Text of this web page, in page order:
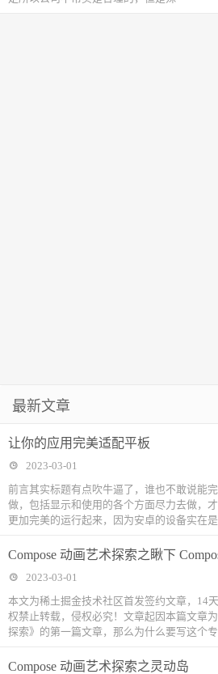
最新文章
让你的应用完美适配平板
2023-03-01
前言其实标题有点吹牛逼了，谁也不敢说能
做，包括显示和使用的各个方面尽力去做，
更加完美的运行起来，因为安卓的设备实在
Compose 动画艺术探索之瞅下
2023-03-01
本文为稀土掘金技术社区首发签约文章，14
权禁止转载，侵权必究！文章起因本篇文章
探索》的第一篇文章，那么为什么要写这个专
Compose 动画艺术探索之灵动岛